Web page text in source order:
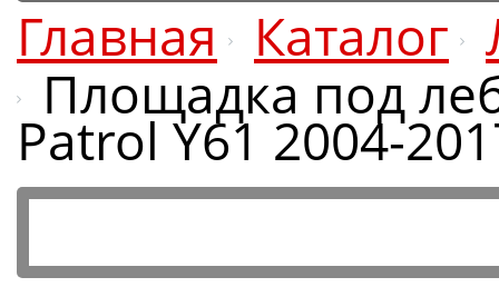
Главная Каталог
Площадка под
Patrol Y61 2004-